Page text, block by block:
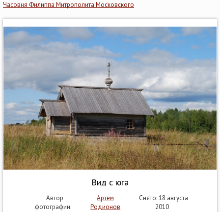
Часовня Филиппа Митрополита Московского
Вид с юга
Автор
фотографии:
Артем
Родионов
Снято: 18 августа
2010